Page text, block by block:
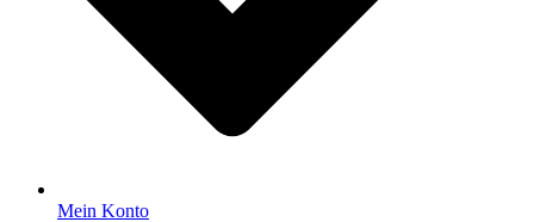
Mein Konto